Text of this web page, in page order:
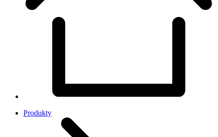
Produkty